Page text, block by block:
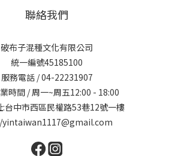
聯絡我們
破布子混種文化有限公司
統一編號45185100
服務電話 / 04-22231907
時間 / 周一~周五12:00 - 18:00
:台中市西區民權路53巷12號一樓
yintaiwan1117@gmail.com